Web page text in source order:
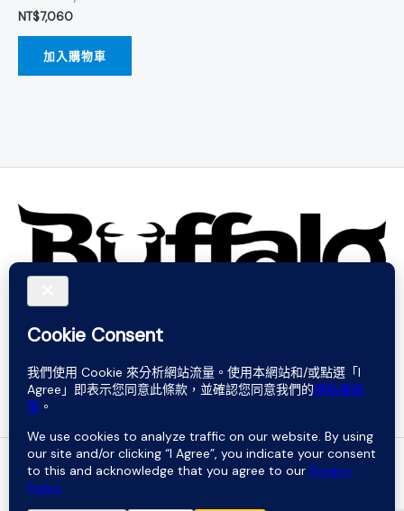
NT$7,060
加入購物車
Do not rely on words. Believe in sound.
Copyright © 2026 Buffalo Percussion . Powered by Buffalo